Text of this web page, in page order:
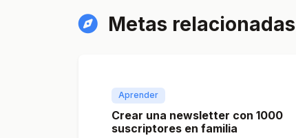
Metas relacionadas
Aprender
Crear una newsletter con 1000
suscriptores en familia